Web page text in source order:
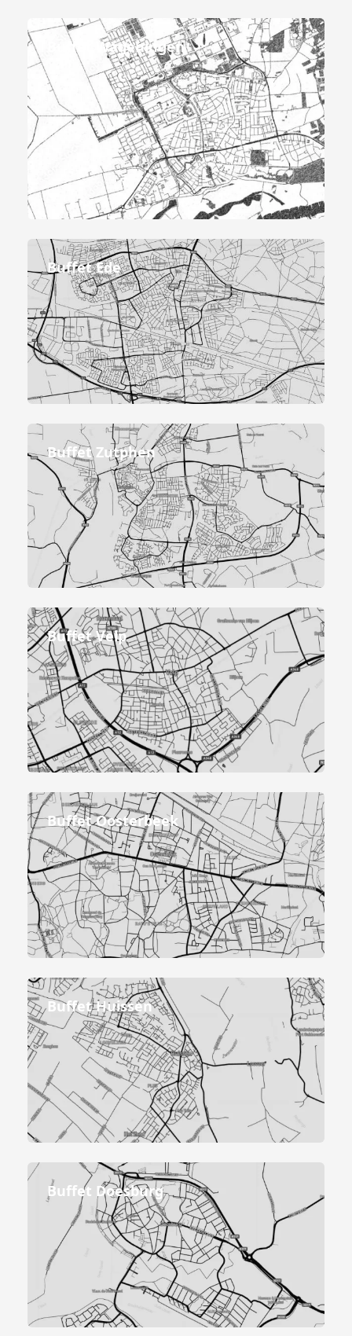
Buffet Wageningen
Buffet Ede
Buffet Zutphen
Buffet Velp
Buffet Oosterbeek
Buffet Huissen
Buffet Doesburg